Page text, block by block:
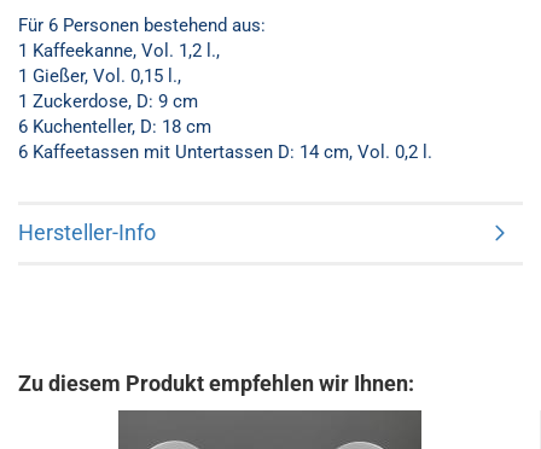
Für 6 Personen bestehend aus:
1 Kaffeekanne, Vol. 1,2 l.,
1 Gießer, Vol. 0,15 l.,
1 Zuckerdose, D: 9 cm
6 Kuchenteller, D: 18 cm
6 Kaffeetassen mit Untertassen D: 14 cm, Vol. 0,2 l.
Hersteller-Info
Zu diesem Produkt empfehlen wir Ihnen: